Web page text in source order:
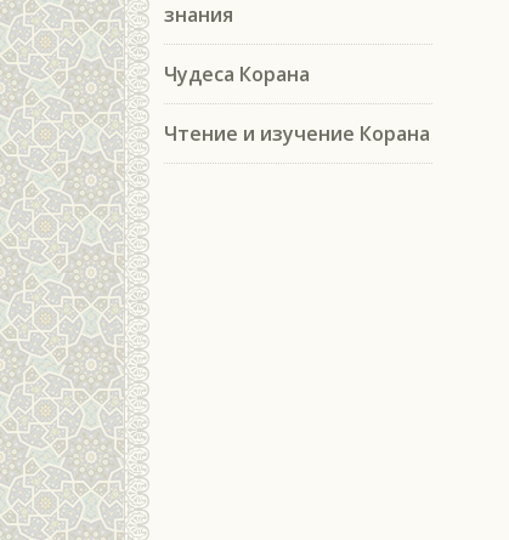
знания
Чудеса Корана
Чтение и изучение Корана